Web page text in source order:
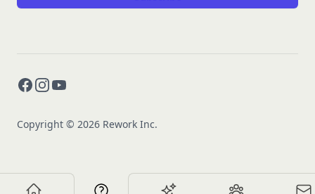
Facebook
Instagram
YouTube
Copyright © 2026 Rework Inc.